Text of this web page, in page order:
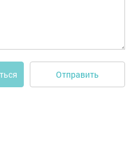
Отправить